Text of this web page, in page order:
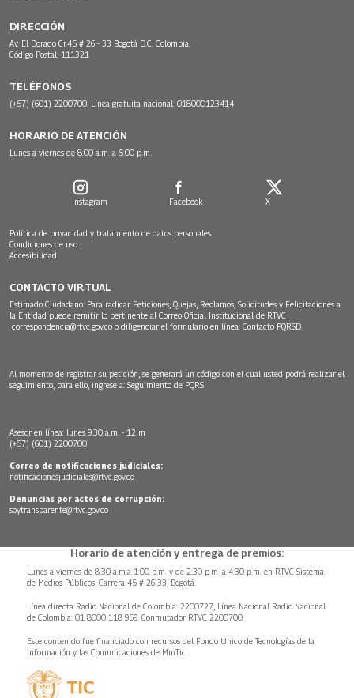
DIRECCIÓN
Av. El Dorado Cr.45 # 26 - 33 Bogotá D.C. Colombia.
Código Postal: 111321
TELÉFONOS
(+57) (601) 2200700. Línea gratuita nacional: 018000123414
HORARIO DE ATENCIÓN
Lunes a viernes de 8:00 a.m. a 5:00 p.m.
Instagram Facebook X
Política de privacidad y tratamiento de datos personales
Condiciones de uso
Accesibilidad
CONTACTO VIRTUAL
Estimado Ciudadano: Para radicar Peticiones, Quejas, Reclamos, Solicitudes y Felicitaciones a
la Entidad puede remitir lo pertinente al Correo Oficial Institucional de RTVC
correspondencia@rtvc.gov.co o diligenciar el formulario en línea: Contacto PQRSD.
Al momento de registrar su petición, se generará un código con el cual usted podrá realizar el
seguimiento, para ello, ingrese a: Seguimiento de PQRS
Asesor en línea: lunes 9:30 a.m. - 12 m
(+57) (601) 2200700
Correo de notificaciones judiciales:
notificacionesjudiciales@rtvc.gov.co
Denuncias por actos de corrupción:
soytransparente@rtvc.gov.co
Horario de atención y entrega de premios:
Lunes a viernes de 8:30 a.m.a 1:00 p.m. y de 2:30 p.m. a 4:30 p.m. en RTVC Sistema
de Medios Públicos, Carrera 45 # 26-33, Bogotá.
Línea directa Radio Nacional de Colombia: 2200727, Línea Nacional Radio Nacional
de Colombia: 01 8000 118 959. Conmutador RTVC 2200700
Este contenido fue financiado con recursos del Fondo Único de Tecnologías de la
Información y las Comunicaciones de MinTic.